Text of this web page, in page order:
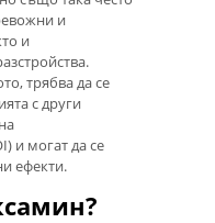
и
и
трябва да се
с други
и могат да се
ефекти.